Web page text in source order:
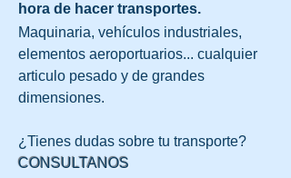
hora de hacer transportes.
Maquinaria, vehículos industriales,
elementos aeroportuarios... cualquier
articulo pesado y de grandes
dimensiones.
¿Tienes dudas sobre tu transporte?
CONSULTANOS